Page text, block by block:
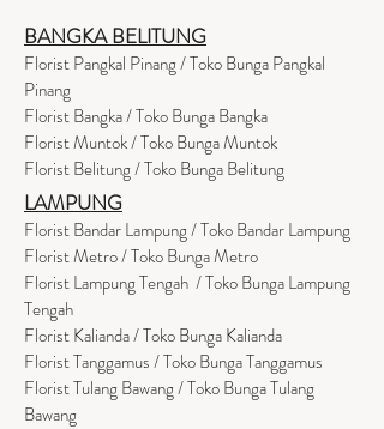
BANGKA BELITUNG
Florist Pangkal Pinang / Toko Bunga Pangkal
Pinang
Florist Bangka / Toko Bunga Bangka
Florist Muntok / Toko Bunga Muntok
Florist Belitung / Toko Bunga Belitung
LAMPUNG
Florist Bandar Lampung / Toko Bandar Lampung
Florist Metro / Toko Bunga Metro
Florist Lampung Tengah / Toko Bunga Lampung
Tengah
Florist Kalianda / Toko Bunga Kalianda
Florist Tanggamus / Toko Bunga Tanggamus
Florist Tulang Bawang / Toko Bunga Tulang
Bawang